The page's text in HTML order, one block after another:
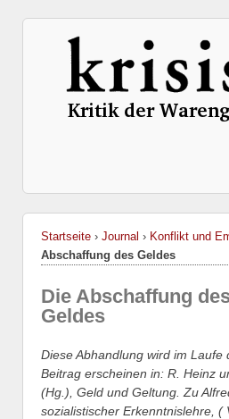
Startseite › Journal › Konflikt und
Abschaffung des Geldes
Die Abschaffung
Geldes
Diese Abhandlung wird im Laufe
Beitrag erscheinen in: R. Heinz
(Hg.), Geld und Geltung. Zu
sozialistischer Erkenntnislehre, (